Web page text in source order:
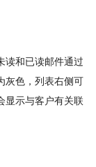
读和已读邮件通过
灰色，列表右侧可
显示与客户有关联